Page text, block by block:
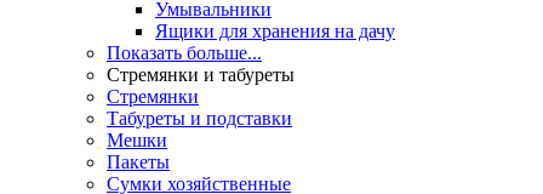
Умывальники
Ящики для хранения на дачу
Показать больше...
Стремянки и табуреты
Стремянки
Табуреты и подставки
Мешки
Пакеты
Сумки хозяйственные